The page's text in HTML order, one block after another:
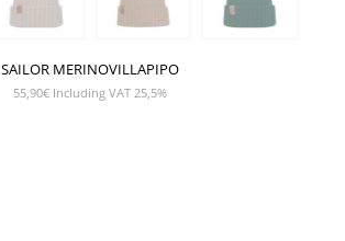
SAILOR MERINOVILLAPIPO
55,90€ Including VAT 25,5%